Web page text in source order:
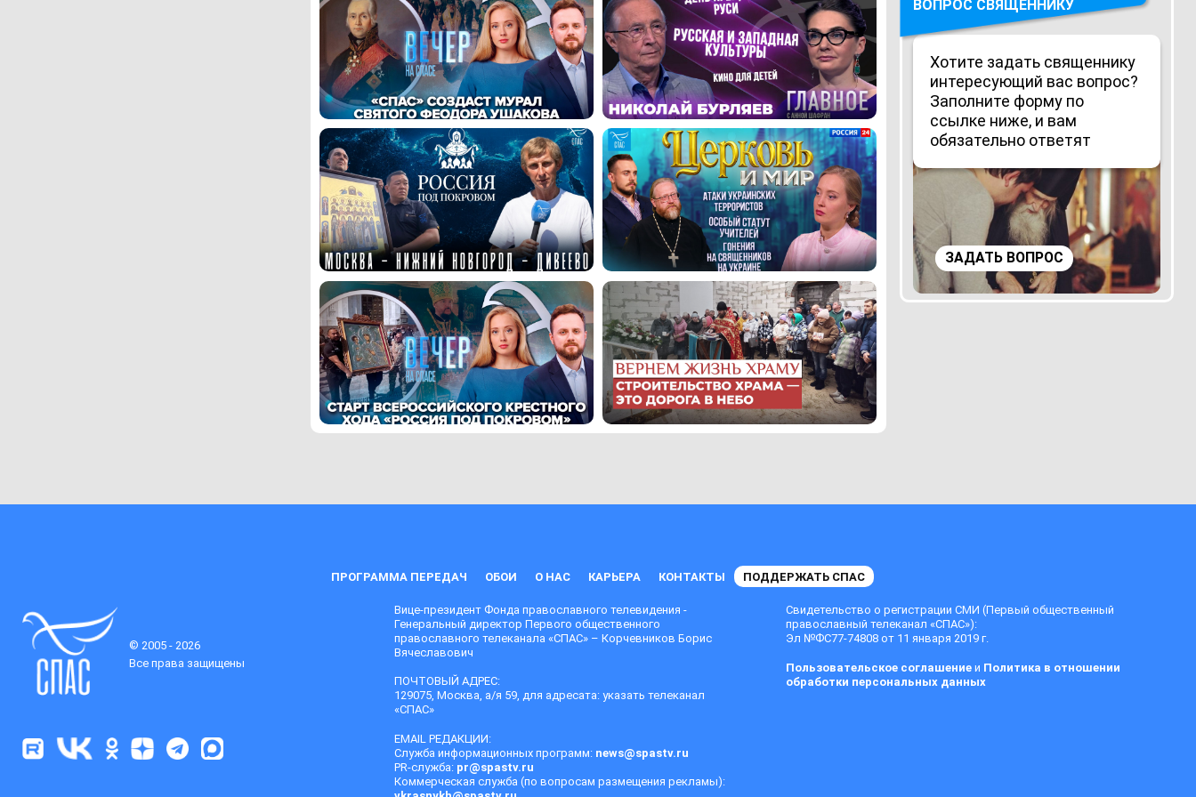
ВОПРОС СВЯЩЕННИКУ
Хотите задать священнику
интересующий вас вопрос?
Заполните форму по
ссылке ниже, и вам
обязательно ответят
ЗАДАТЬ ВОПРОС
ПРОГРАММА ПЕРЕДАЧ ОБОИ О НАС КАРЬЕРА КОНТАКТЫ ПОДДЕРЖАТЬ СПАС
© 2005 - 2026
Все права защищены
Вице-президент Фонда православного телевидения -
Генеральный директор Первого общественного
православного телеканала «СПАС» – Корчевников Борис
Вячеславович
ПОЧТОВЫЙ АДРЕС:
129075, Москва, а/я 59, для адресата: указать телеканал
«СПАС»
EMAIL РЕДАКЦИИ:
Служба информационных программ: news@spastv.ru
PR-служба: pr@spastv.ru
Коммерческая служба (по вопросам размещения рекламы):
Свидетельство о регистрации СМИ (Первый общественный
православный телеканал «СПАС»):
Эл №ФС77-74808 от 11 января 2019 г.
Пользовательское соглашениеи Политика в отношении
обработки персональных данных